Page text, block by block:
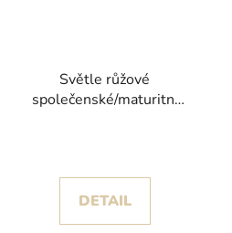
Světle růžové
společenské/maturitní
Koehlert
DETAIL